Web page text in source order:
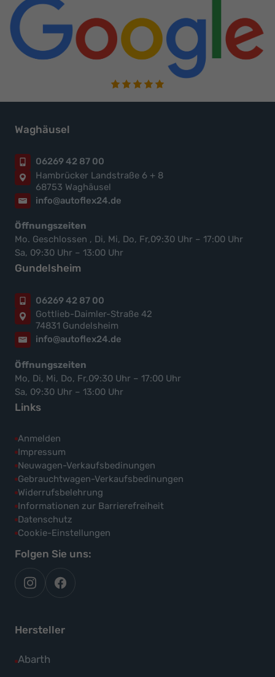
Waghäusel
06269 42 87 00
Hambrücker Landstraße 6 + 8
68753 Waghäusel
info@autoflex24.de
Öffnungszeiten
Mo. Geschlossen , Di, Mi, Do, Fr,09:30 Uhr – 17:00 Uhr
Sa, 09:30 Uhr – 13:00 Uhr
Gundelsheim
06269 42 87 00
Gottlieb-Daimler-Straße 42
74831 Gundelsheim
info@autoflex24.de
Öffnungszeiten
Mo, Di, Mi, Do, Fr,09:30 Uhr – 17:00 Uhr
Sa, 09:30 Uhr – 13:00 Uhr
Links
Anmelden
Impressum
Neuwagen-Verkaufsbedinungen
Gebrauchtwagen-Verkaufsbedinungen
Widerrufsbelehrung
Informationen zur Barrierefreiheit
Datenschutz
Cookie-Einstellungen
Folgen Sie uns:
autoflex
auf
autoflex24
auf
Hersteller
Abarth
Alle